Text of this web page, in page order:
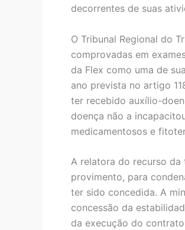
decorrentes de suas
O Tribunal Regional do
comprovadas em
da Flex como uma de
ano prevista no artigo
ter recebido auxílio-
doença não a
medicamentosos e
A relatora do recurso da
provimento, para
ter sido concedida. A
concessão da
da execução do